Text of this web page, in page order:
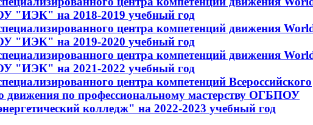
"ИЭК" на 2018-2019 учебный год
центра компетенций движения
"ИЭК" на 2019-2020 учебный год
центра компетенций движения
"ИЭК" на 2021-2022 учебный год
центра компетенций Всероссийского
движения по профессиональному мастерству ОГБПОУ
колледж" на 2022-2023 учебный год